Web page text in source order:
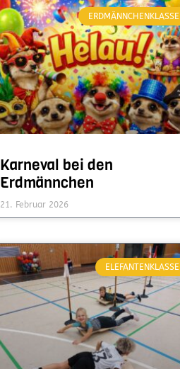
ERDMÄNNCHENKLASSE
Karneval bei den
Erdmännchen
21. Februar 2026
ELEFANTENKLASSE